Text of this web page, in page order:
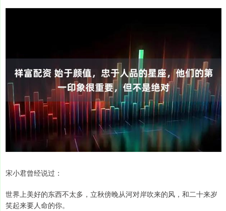
宋小君曾经说过：
世界上美好的东西不太多，立秋傍晚从河对岸吹来的风，和二十来岁
笑起来要人命的你。